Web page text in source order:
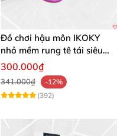
Đồ chơi hậu môn IKOKY
nhỏ mềm rung tê tái siêu
sướng
300.000₫
341.000₫
-12%
(392)